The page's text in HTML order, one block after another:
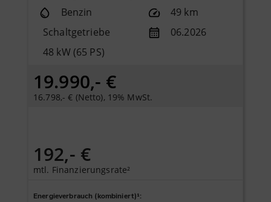
Benzin
49 km
Schaltgetriebe
06.2026
48 kW (65 PS)
19.990,- €
16.798,- € (Netto), 19% MwSt.
192,- €
mtl. Finanzierungsrate²
Energieverbrauch (kombiniert)¹: